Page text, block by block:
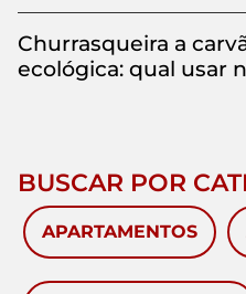
Churrasqueira a
ecológica: qual usar
BUSCAR POR
APARTAMENTOS